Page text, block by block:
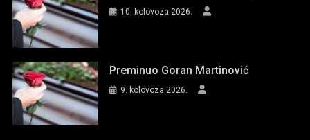
10. kolovoza 2026.
Preminuo Goran Martinović
9. kolovoza 2026.